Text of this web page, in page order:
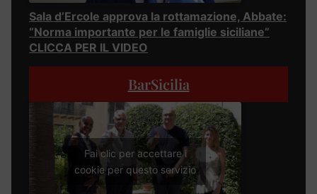
Sala d’Ercole approva la rottamazione, Abbate:
“Norma importante per le famiglie siciliane”
CLICCA PER IL VIDEO
BarSicilia
Fai clic per accettare i
cookie per questo servizio